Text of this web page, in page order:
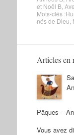
et Noël B,
Mots-clés :
nés de Dieu
Articles en
Pâques –
Vous avez